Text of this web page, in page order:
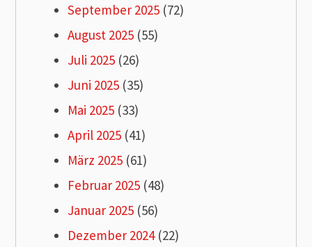
September 2025 (72)
August 2025 (55)
Juli 2025 (26)
Juni 2025 (35)
Mai 2025 (33)
April 2025 (41)
März 2025 (61)
Februar 2025 (48)
Januar 2025 (56)
Dezember 2024(22)